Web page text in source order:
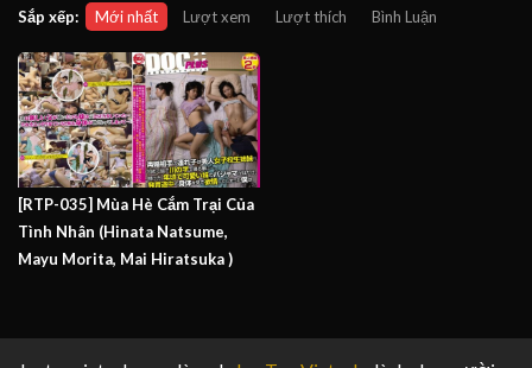
Sắp xếp: Mới nhất Lượt xem Lượt thích Bình Luận
[RTP-035] Mùa Hè Cắm Trại Của
Tình Nhân (Hinata Natsume,
Mayu Morita, Mai Hiratsuka )